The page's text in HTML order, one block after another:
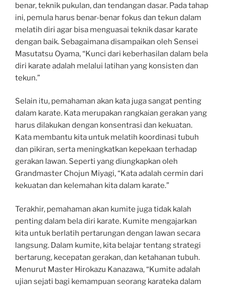
benar, teknik pukulan, dan tendangan dasar. Pada tahap
ini, pemula harus benar-benar fokus dan tekun dalam
melatih diri agar bisa menguasai teknik dasar karate
dengan baik. Sebagaimana disampaikan oleh Sensei
Masutatsu Oyama, “Kunci dari keberhasilan dalam bela
diri karate adalah melalui latihan yang konsisten dan
tekun.”
Selain itu, pemahaman akan kata juga sangat penting
dalam karate. Kata merupakan rangkaian gerakan yang
harus dilakukan dengan konsentrasi dan kekuatan.
Kata membantu kita untuk melatih koordinasi tubuh
dan pikiran, serta meningkatkan kepekaan terhadap
gerakan lawan. Seperti yang diungkapkan oleh
Grandmaster Chojun Miyagi, “Kata adalah cermin dari
kekuatan dan kelemahan kita dalam karate.”
Terakhir, pemahaman akan kumite juga tidak kalah
penting dalam bela diri karate. Kumite mengajarkan
kita untuk berlatih pertarungan dengan lawan secara
langsung. Dalam kumite, kita belajar tentang strategi
bertarung, kecepatan gerakan, dan ketahanan tubuh.
Menurut Master Hirokazu Kanazawa, “Kumite adalah
ujian sejati bagi kemampuan seorang karateka dalam